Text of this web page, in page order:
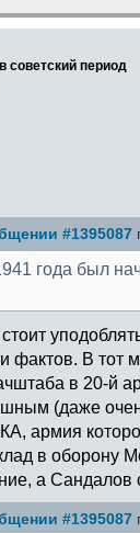
советский период
#1395087
года был
фактов. В тот
в 20-й
(даже
армия
в оборону
а Сандалов
#1395087